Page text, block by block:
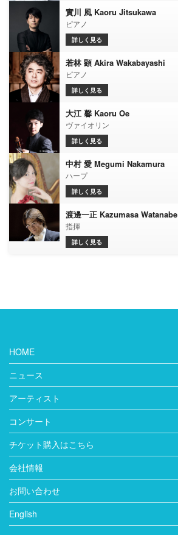
實川 風 Kaoru Jitsukawa
ピアノ
詳しく見る
若林 顕 Akira Wakabayashi
ピアノ
詳しく見る
大江 馨 Kaoru Oe
ヴァイオリン
詳しく見る
中村 愛 Megumi Nakamura
ハープ
詳しく見る
渡邊一正 Kazumasa Watanabe
指揮
詳しく見る
HOME
ニュース
アーティスト
コンサート
チケット購入はこちら
会社情報
お問い合わせ
English